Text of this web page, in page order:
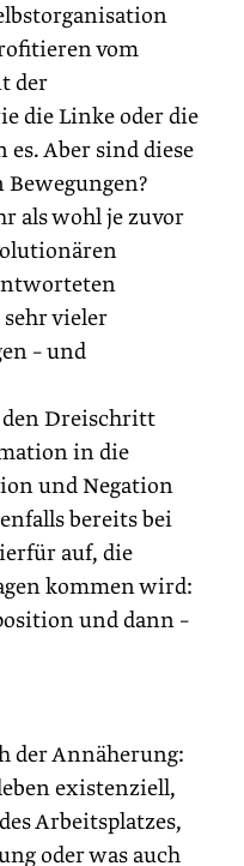
vom
der
die Linke oder die
es. Aber sind diese
als wohl je zuvor
vieler
– und
Dreischritt
in die
und Negation
bereits bei
auf, die
kommen wird:
und dann –
der Annäherung:
existenziell,
Arbeitsplatzes,
oder was auch